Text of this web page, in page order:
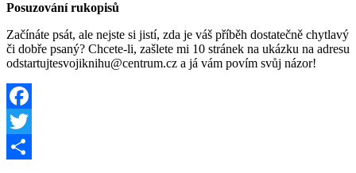
Posuzování rukopisů
Začínáte psát, ale nejste si jistí, zda je váš příběh dostatečně chytlavý
či dobře psaný? Chcete-li, zašlete mi 10 stránek na ukázku na adresu
odstartujtesvojiknihu@centrum.cz a já vám povím svůj názor!
Facebook
Twitter